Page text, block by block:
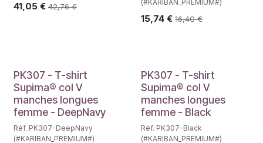
41,05 € 42,76€
(#KARIBAN_PREMIUM#)
15,74€ 16,40€
PK307 - T-shirt
Supima® col V
manches longues
femme - DeepNavy
Réf. PK307-DeepNavy
(#KARIBAN_PREMIUM#)
PK307 - T-shirt
Supima® col V
manches longues
femme - Black
Réf. PK307-Black
(#KARIBAN_PREMIUM#)